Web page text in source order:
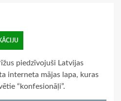
piedzīvojuši Latvijas
interneta mājas lapa, kuras
“konfesionāļi”.